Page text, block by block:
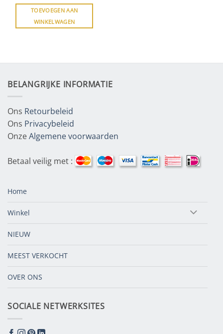
TOEVOEGEN AAN
WINKELWAGEN
BELANGRIJKE INFORMATIE
Ons Retourbeleid
Ons Privacybeleid
OnzeAlgemene voorwaarden
Betaal veilig met :
Home
Winkel
NIEUW
MEEST VERKOCHT
OVER ONS
SOCIALE NETWERKSITES